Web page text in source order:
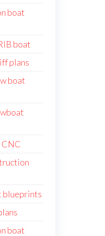
boat
boat
plans
boat
CNC
blueprints
boat